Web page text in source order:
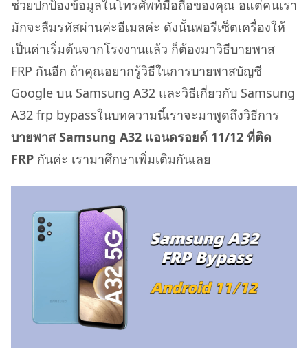
ช่วยปกป้องข้อมูลในโทรศัพท์มือถือของคุณ อแต่คนเรา
มักจะลืมรหัสผ่านค่ะอีเมลค่ะ ดังนั้นพอรีเซ็ตเครื่องให้
เป็นค่าเริ่มต้นจากโรงงานแล้ว ก็ต้องมาวิธีบายพาส
FRP กันอีก ถ้าคุณอยากรู้วิธีในการบายพาสบัญชี
Google บน Samsung A32 และวิธีเกี่ยวกับ Samsung
A32 frp bypassในบทความนี้เราจะมาพูดถึงวิธีการ
บายพาส Samsung A32 แอนดรอยด์ 11/12 ที่ติด
FRP กันค่ะ เรามาศึกษาเพิ่มเติมกันเลย